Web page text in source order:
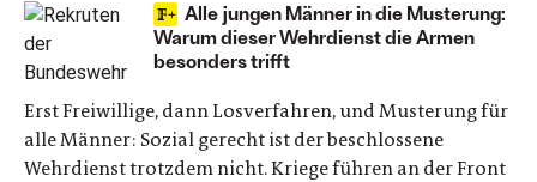
Alle jungen Männer in die Musterung:
Warum dieser Wehrdienst die Armen
besonders trifft
Erst Freiwillige, dann Losverfahren, und Musterung für
alle Männer: Sozial gerecht ist der beschlossene
Wehrdienst trotzdem nicht. Kriege führen an der Front